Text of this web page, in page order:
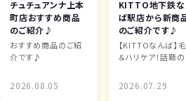
チュチュアンナ上本
町店おすすめ商品
のご紹介♪
おすすめ商品のご紹
介です♪
2026.08.05
KITTO地下鉄
ば駅店から新商
のご紹介です♪
【KITTOなんば】
＆ハリケア！話題
登場
2026.07.29